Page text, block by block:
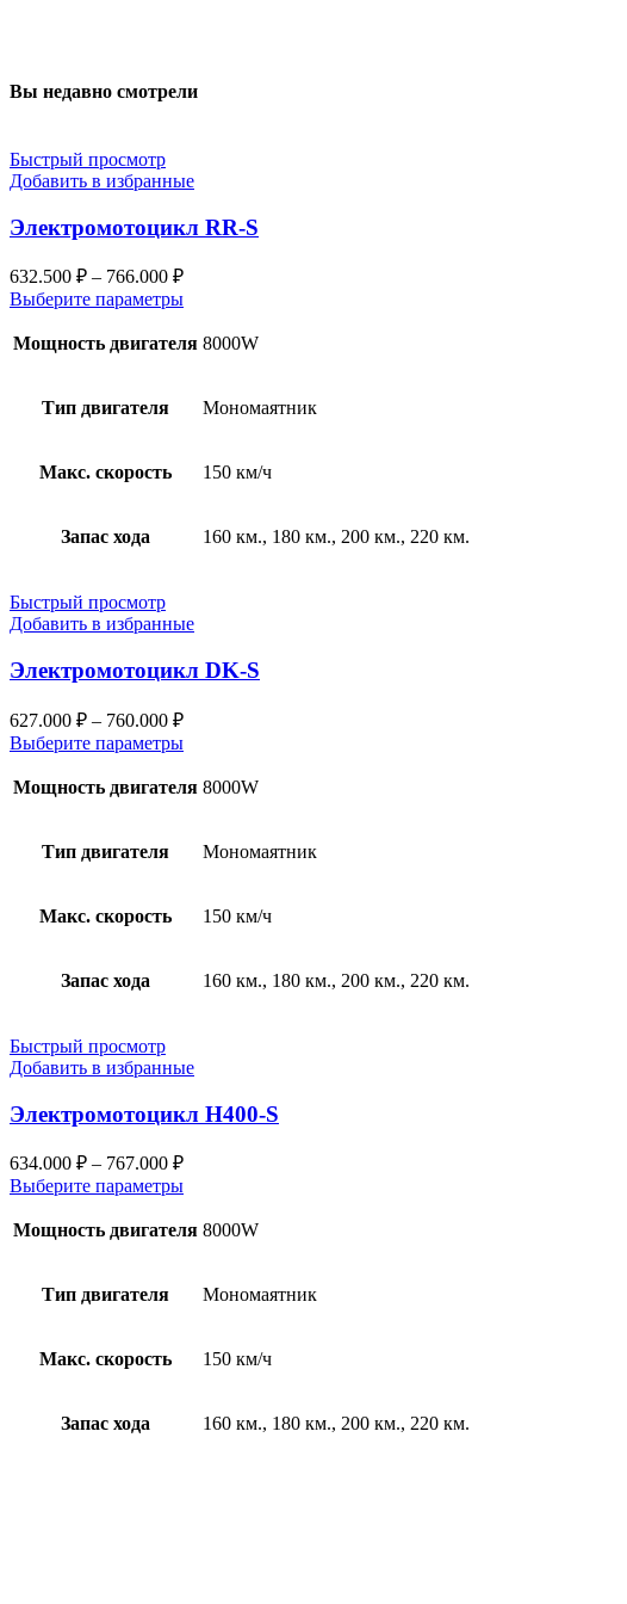
Вы недавно смотрели
Быстрый просмотр
Добавить в избранные
Электромотоцикл RR-S
632.500 ₽ – 766.000 ₽
Выберите параметры
Мощность двигателя 8000W
Тип двигателя Мономаятник
Макс. скорость 150 км/ч
Запас хода 160 км., 180 км., 200 км., 220 км.
Быстрый просмотр
Добавить в избранные
Электромотоцикл DK-S
627.000 ₽ – 760.000 ₽
Выберите параметры
Мощность двигателя 8000W
Тип двигателя Мономаятник
Макс. скорость 150 км/ч
Запас хода 160 км., 180 км., 200 км., 220 км.
Быстрый просмотр
Добавить в избранные
Электромотоцикл H400-S
634.000 ₽ – 767.000 ₽
Выберите параметры
Мощность двигателя 8000W
Тип двигателя Мономаятник
Макс. скорость 150 км/ч
Запас хода 160 км., 180 км., 200 км., 220 км.